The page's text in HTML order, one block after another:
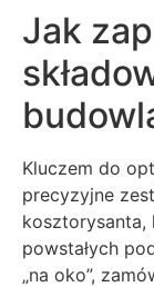
Jak
Kluczem do
precyzyjne
kosztorysanta,
powstałych
„na oko”,